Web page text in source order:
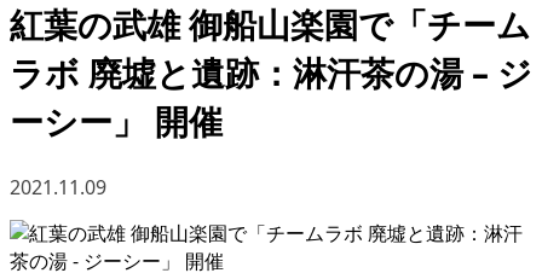
紅葉の武雄 御船山楽園で「チーム
ラボ 廃墟と遺跡：淋汗茶の湯 – ジ
ーシー」 開催
2021.11.09